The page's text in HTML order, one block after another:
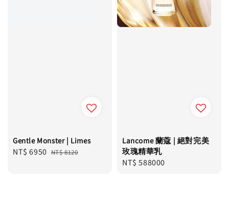
Gentle Monster | Limes
Sale
NT$ 6950 Regular
NT$ 8120
Lancome 蘭蔻 | 絕對完美
玫瑰精華乳
Regular
NT$ 588000